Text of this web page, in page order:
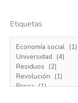
Etiquetas